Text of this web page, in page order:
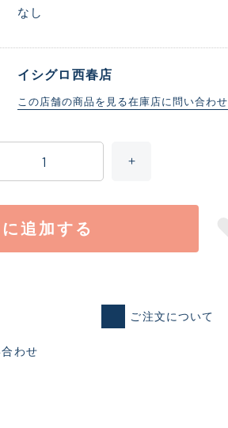
れた未使用
なし
イシグロ西春店
この店舗の商品を見る在庫店に問い合わせ
追加する
ご注文について
わせ